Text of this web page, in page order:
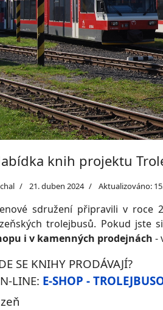
knih projektu
21. duben 2024 Aktualizováno:
sdružení připravili v roce
trolejbusů. Pokud jste
i v kamenných prodejnách -
SE KNIHY PRODÁVAJÍ?
LINE: E-SHOP -